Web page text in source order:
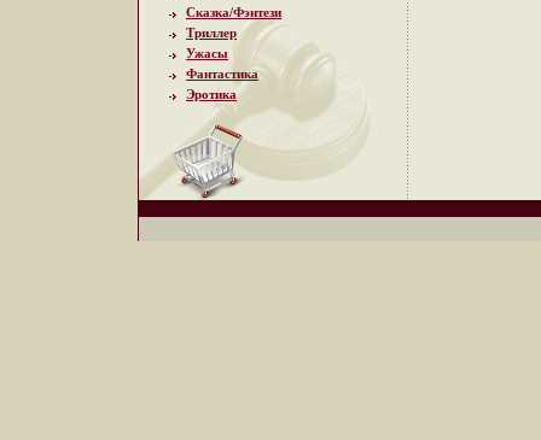
Сказка/Фэнтези
Триллер
Ужасы
Фантастика
Эротика